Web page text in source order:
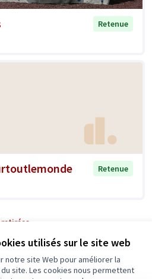
utilisés sur le site web
notre site Web pour améliorer la
site. Les cookies nous permettent
Retenue
Retenue